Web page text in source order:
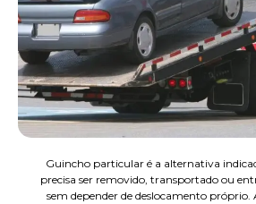
Guincho particular é a alternativa
precisa ser removido, transportado ou
sem depender de deslocamento próprio.